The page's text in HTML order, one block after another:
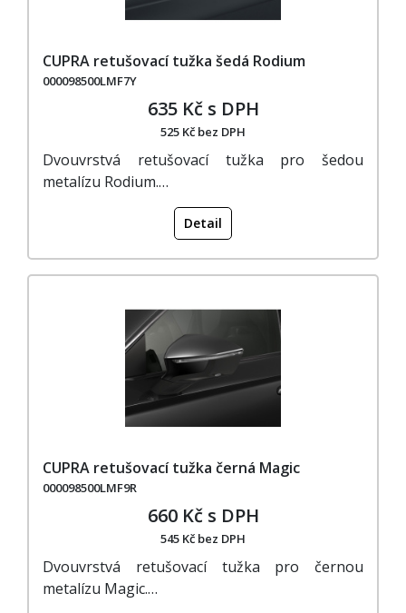
CUPRA retušovací tužka šedá Rodium
000098500LMF7Y
635 Kč s DPH
525 Kč bez DPH
Dvouvrstvá retušovací tužka pro šedou
metalízu Rodium.…
Detail
CUPRA retušovací tužka černá Magic
000098500LMF9R
660 Kč s DPH
545 Kč bez DPH
Dvouvrstvá retušovací tužka pro černou
metalízu Magic.…